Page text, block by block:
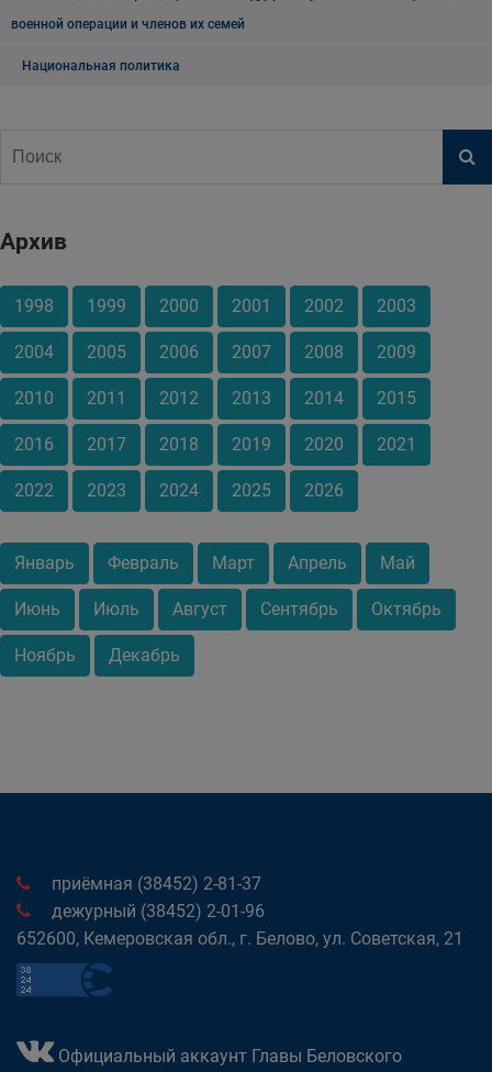
военной операции и членов их семей
Национальная политика
Архив
1998 1999 2000 2001 2002 2003
2004 2005 2006 2007 2008 2009
2010 2011 2012 2013 2014 2015
2016 2017 2018 2019 2020 2021
2022 2023 2024 2025 2026
Январь Февраль Март Апрель Май
Июнь Июль Август Сентябрь Октябрь
Ноябрь Декабрь
приёмная (38452) 2-81-37
дежурный (38452) 2-01-96
652600, Кемеровская обл., г. Белово, ул. Советская, 21
Официальный аккаунт Главы Беловского